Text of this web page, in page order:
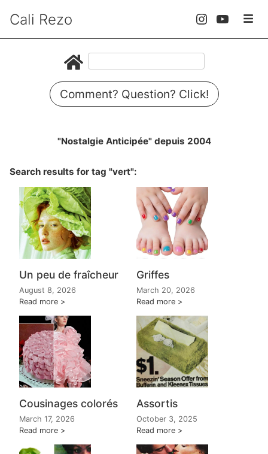
Cali Rezo
Comment? Question? Click!
"Nostalgie Anticipée" depuis 2004
Search results for tag "vert":
Un peu de fraîcheur
August 8, 2026
Read more
Griffes
March 20, 2026
Read more
Cousinages colorés
March 17, 2026
Read more
Assortis
October 3, 2025
Read more